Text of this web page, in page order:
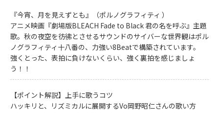
『今宵、月を見えずとも』（ポルノグラフィティ ）
アニメ映画『劇場版BLEACH Fade to Black 君の名を呼ぶ』主題
歌。秋の夜空を彷彿とさせるサウンドのサイバーな世界観はポル
ノグラフィティ十八番の、力強い8Beatで構築されています。
強くとった、表拍に負けないくらい、強く裏拍を感じましょ
う！！
【ポイント解説】上手に歌うコツ
ハッキリと、リズミカルに展開するVo岡野昭仁さんの歌い方